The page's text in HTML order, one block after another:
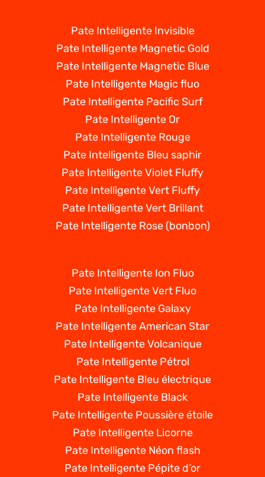
Pate Intelligente Invisible
Pate Intelligente Magnetic Gold
Pate Intelligente Magnetic Blue
Pate Intelligente Magic fluo
Pate Intelligente Pacific Surf
Pate Intelligente Or
Pate Intelligente Rouge
Pate Intelligente Bleu saphir
Pate Intelligente Violet Fluffy
Pate Intelligente Vert Fluffy
Pate Intelligente Vert Brillant
Pate Intelligente Rose (bonbon)
Pate Intelligente Ion Fluo
Pate Intelligente Vert Fluo
Pate Intelligente Galaxy
Pate Intelligente American Star
Pate Intelligente Volcanique
Pate Intelligente Pétrol
Pate Intelligente Bleu électrique
Pate Intelligente Black
Pate Intelligente Poussière étoile
Pate Intelligente Licorne
Pate Intelligente Néon flash
Pate Intelligente Pépite d’or